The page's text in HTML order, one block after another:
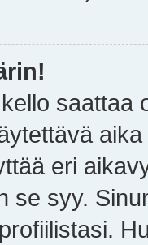
saattaa
eri
se syy.